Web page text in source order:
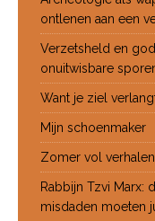
ontlenen aan een
Verzetsheld en
onuitwisbare
Want je ziel
Mijn schoenmaker
Zomer vol
Rabbijn Tzvi Marx:
misdaden moeten